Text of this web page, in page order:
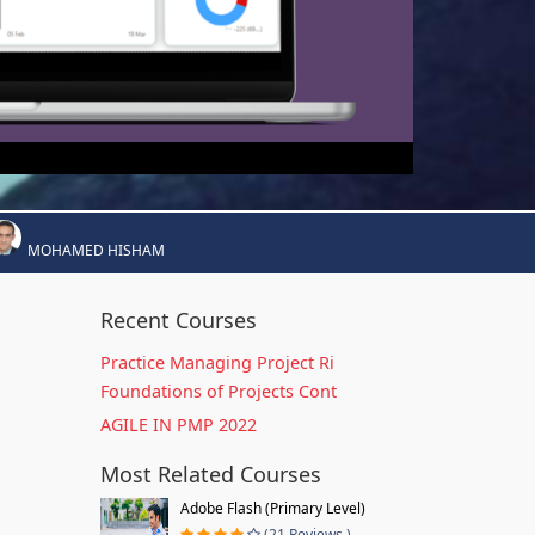
MOHAMED HISHAM
Recent Courses
Practice Managing Project Ri
Foundations of Projects Cont
AGILE IN PMP 2022
Most Related Courses
Adobe Flash (Primary Level)